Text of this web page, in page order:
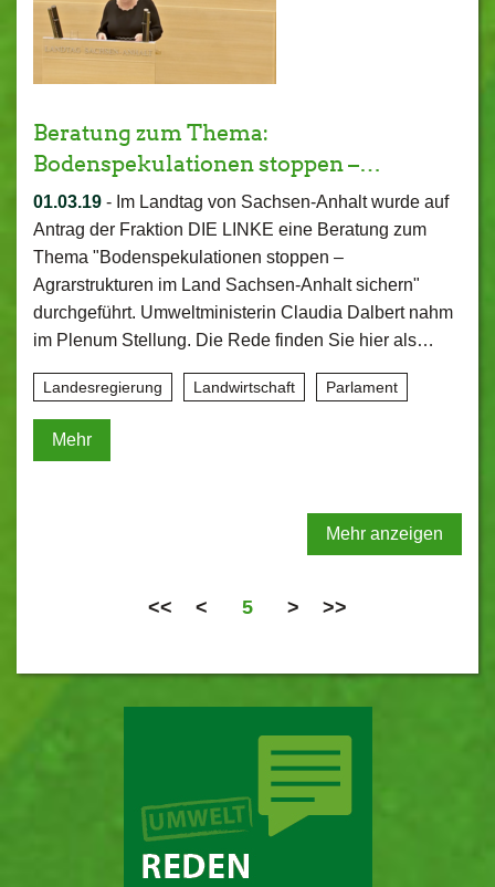
Beratung zum Thema:
Bodenspekulationen stoppen –…
01.03.19 - Im Landtag von Sachsen-Anhalt wurde auf
Antrag der Fraktion DIE LINKE eine Beratung zum
Thema "Bodenspekulationen stoppen –
Agrarstrukturen im Land Sachsen-Anhalt sichern"
durchgeführt. Umweltministerin Claudia Dalbert nahm
im Plenum Stellung. Die Rede finden Sie hier als…
Landesregierung Landwirtschaft Parlament
Mehr
Mehr anzeigen
<< < 5 > >>